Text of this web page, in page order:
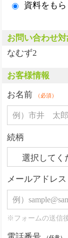
資料をもら
お問い合わせ
なむず2
お客様情報
お名前
（必須）
続柄
メールアドレス
※フォームの送信